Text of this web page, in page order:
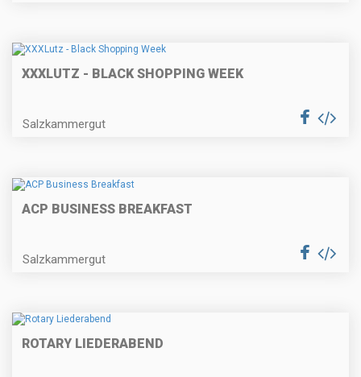
XXXLUTZ - BLACK SHOPPING WEEK
Salzkammergut
ACP BUSINESS BREAKFAST
Salzkammergut
ROTARY LIEDERABEND